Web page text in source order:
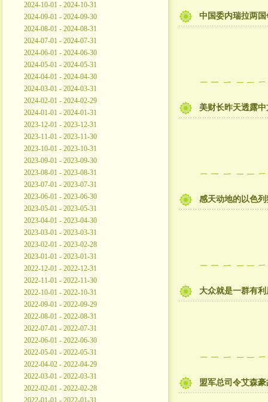
2024-10-01 - 2024-10-31
2024-09-01 - 2024-09-30
2024-08-01 - 2024-08-31
2024-07-01 - 2024-07-31
2024-06-01 - 2024-06-30
2024-05-01 - 2024-05-31
2024-04-01 - 2024-04-30
2024-03-01 - 2024-03-31
2024-02-01 - 2024-02-29
2024-01-01 - 2024-01-31
2023-12-01 - 2023-12-31
2023-11-01 - 2023-11-30
2023-10-01 - 2023-10-31
2023-09-01 - 2023-09-30
2023-08-01 - 2023-08-31
2023-07-01 - 2023-07-31
2023-06-01 - 2023-06-30
2023-05-01 - 2023-05-31
2023-04-01 - 2023-04-30
2023-03-01 - 2023-03-31
2023-02-01 - 2023-02-28
2023-01-01 - 2023-01-31
2022-12-01 - 2022-12-31
2022-11-01 - 2022-11-30
2022-10-01 - 2022-10-31
2022-09-01 - 2022-09-29
2022-08-01 - 2022-08-31
2022-07-01 - 2022-07-31
2022-06-01 - 2022-06-30
2022-05-01 - 2022-05-31
2022-04-02 - 2022-04-29
2022-03-01 - 2022-03-31
2022-02-01 - 2022-02-28
2022-01-01 - 2022-01-31
中国委内瑞拉两
美财长昨天透露
感天动地的以色
大众就是一群有
盟军总司令艾森